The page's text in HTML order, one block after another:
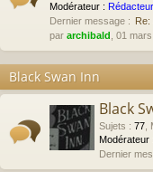
Modérateur :
Dernier message : Re:
par archibald , 01
Black Swan Inn
Black
Sujets : 77
Modérateur :
Dernier